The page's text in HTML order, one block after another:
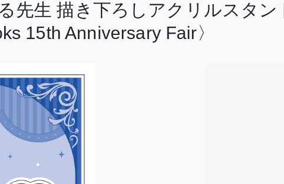
先生 描き下ろしアクリルスタン
15th Anniversary Fair〉